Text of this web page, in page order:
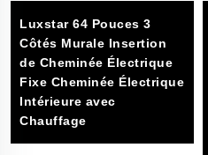
Luxstar 64 Pouces 3
Côtés Murale Insertion
de Cheminée Électrique
Fixe Cheminée Électrique
Intérieure avec
Chauffage